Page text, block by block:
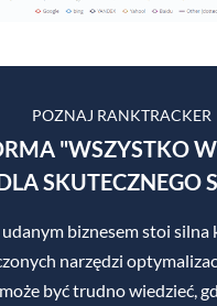
POZNAJ RANKTRACKER
"WSZYSTKO
SKUTECZNEGO
biznesem stoi silna
narzędzi
być trudno wiedzieć,